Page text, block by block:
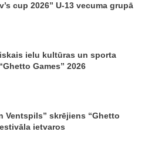
cup 2026” U-13 vecuma grupā
ielu kultūras un sporta
Games” 2026
Ventspils” skrējiens “Ghetto
ietvaros